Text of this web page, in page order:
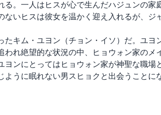
。一人はヒスが心で生んだハジュンの家
いヒスは彼女を温かく迎え入れるが、ジ
キム・ユヨン（チョン・イソ）だ。ユヨ
れ絶望的な状況の中、ヒョウォン家のメ
ンにとってはヒョウォン家が神聖な職場
うに眠れない男スヒョクと出会うことに